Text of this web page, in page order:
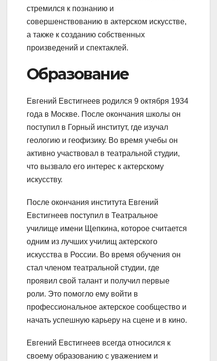
стремился к познанию и
совершенствованию в актерском искусстве,
а также к созданию собственных
произведений и спектаклей.
Образование
Евгений Евстигнеев родился 9 октября 1934
года в Москве. После окончания школы он
поступил в Горный институт, где изучал
геологию и геофизику. Во время учебы он
активно участвовал в театральной студии,
что вызвало его интерес к актерскому
искусству.
После окончания института Евгений
Евстигнеев поступил в Театральное
училище имени Щепкина, которое считается
одним из лучших училищ актерского
искусства в России. Во время обучения он
стал членом театральной студии, где
проявил свой талант и получил первые
роли. Это помогло ему войти в
профессиональное актерское сообщество и
начать успешную карьеру на сцене и в кино.
Евгений Евстигнеев всегда относился к
своему образованию с уважением и